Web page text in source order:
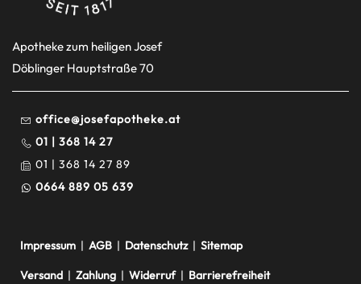
Apotheke zum heiligen Josef
Döblinger Hauptstraße 70
office@josefapotheke.at
01 | 368 14 27
01 | 368 14 27 89
0664 889 05 639
Impressum | AGB | Datenschutz| Sitemap
Versand | Zahlung | Widerruf| Barrierefreiheit